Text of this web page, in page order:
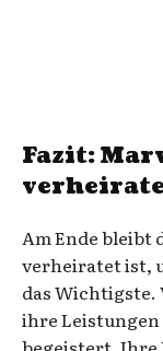
Fazit:
Am Ende bleibt
verheiratet ist,
das Wichtigste.
ihre